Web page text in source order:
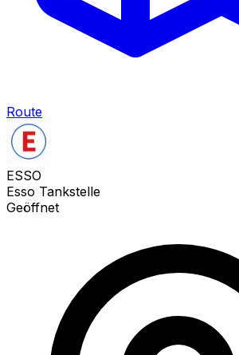
Route
ESSO
Esso Tankstelle
Geöffnet